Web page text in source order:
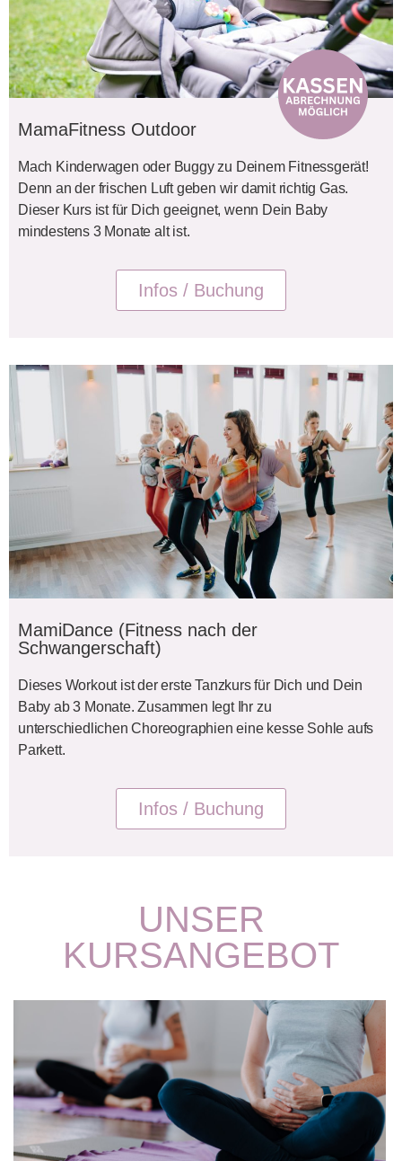
MamaFitness Outdoor
Mach Kinderwagen oder Buggy zu Deinem Fitnessgerät!
Denn an der frischen Luft geben wir damit richtig Gas.
Dieser Kurs ist für Dich geeignet, wenn Dein Baby
mindestens 3 Monate alt ist.
Infos / Buchung
MamiDance (Fitness nach der
Schwangerschaft)
Dieses Workout ist der erste Tanzkurs für Dich und Dein
Baby ab 3 Monate. Zusammen legt Ihr zu
unterschiedlichen Choreographien eine kesse Sohle aufs
Parkett.
Infos / Buchung
UNSER
KURSANGEBOT